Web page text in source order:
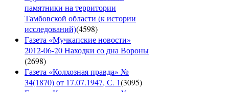
памятники на территории
Тамбовской области (к истории
исследований)(4598)
Газета «Мучкапские новости»
2012-06-20 Находки со дна Вороны
(2698)
Газета «Колхозная правда» №
34(1870) от 17.07.1947, С. 1(3095)